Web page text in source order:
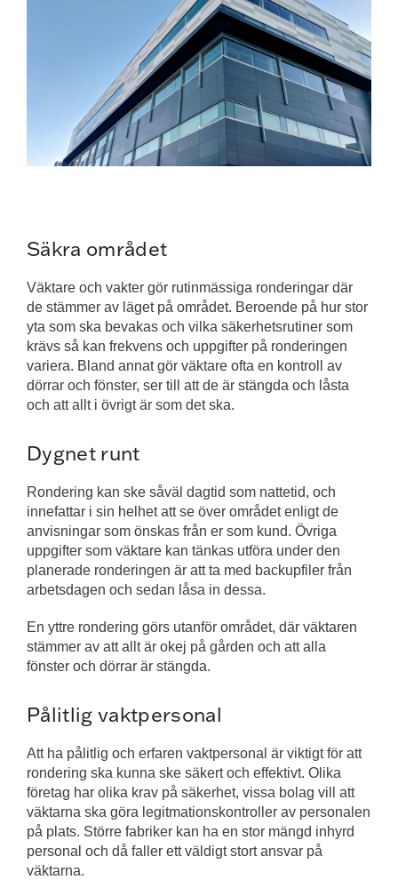
Säkra området
Väktare och vakter gör rutinmässiga ronderingar där
de stämmer av läget på området. Beroende på hur stor
yta som ska bevakas och vilka säkerhetsrutiner som
krävs så kan frekvens och uppgifter på ronderingen
variera. Bland annat gör väktare ofta en kontroll av
dörrar och fönster, ser till att de är stängda och låsta
och att allt i övrigt är som det ska.
Dygnet runt
Rondering kan ske såväl dagtid som nattetid, och
innefattar i sin helhet att se över området enligt de
anvisningar som önskas från er som kund. Övriga
uppgifter som väktare kan tänkas utföra under den
planerade ronderingen är att ta med backupfiler från
arbetsdagen och sedan låsa in dessa.
En yttre rondering görs utanför området, där väktaren
stämmer av att allt är okej på gården och att alla
fönster och dörrar är stängda.
Pålitlig vaktpersonal
Att ha pålitlig och erfaren vaktpersonal är viktigt för att
rondering ska kunna ske säkert och effektivt. Olika
företag har olika krav på säkerhet, vissa bolag vill att
väktarna ska göra legitmationskontroller av personalen
på plats. Större fabriker kan ha en stor mängd inhyrd
personal och då faller ett väldigt stort ansvar på
väktarna.